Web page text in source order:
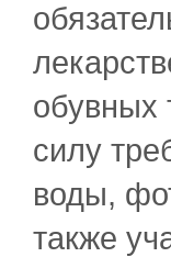
обувных
силу
воды,
также